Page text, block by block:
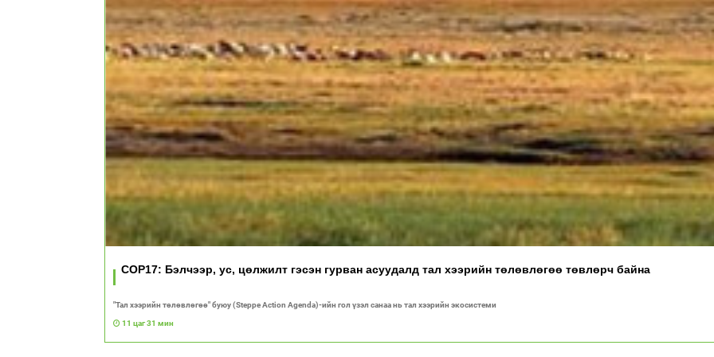
COP17: Бэлчээр, ус, цөлжилт гэсэн гурван асуудалд тал хээрийн төлөвлөгөө төвлөрч байна
"Тал хээрийн төлөвлөгөө" буюу (Steppe Action Agenda)-ийн гол үзэл санаа нь тал хээрийн экосистеми
11 цаг 31 мин